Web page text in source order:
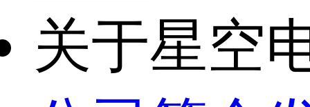
关于星空